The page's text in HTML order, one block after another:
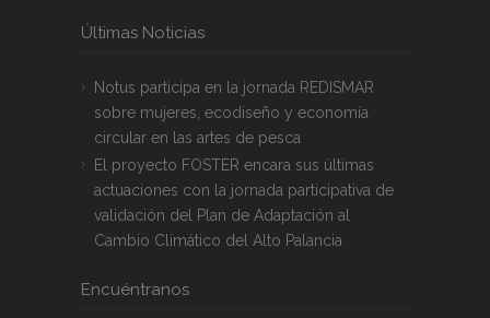
Últimas Noticias
Notus participa en la jornada REDISMAR
sobre mujeres, ecodiseño y economía
circular en las artes de pesca
El proyecto FOSTER encara sus últimas
actuaciones con la jornada participativa de
validación del Plan de Adaptación al
Cambio Climático del Alto Palancia
Encuéntranos